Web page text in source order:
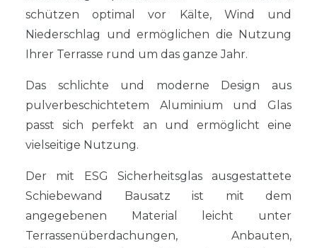
schützen optimal vor Kälte, Wind und
Niederschlag und ermöglichen die Nutzung
Ihrer Terrasse rund um das ganze Jahr.
Das schlichte und moderne Design aus
pulverbeschichtetem Aluminium und Glas
passt sich perfekt an und ermöglicht eine
vielseitige Nutzung.
Der mit ESG Sicherheitsglas ausgestattete
Schiebewand Bausatz ist mit dem
angegebenen Material leicht unter
Terrassenüberdachungen, Anbauten,